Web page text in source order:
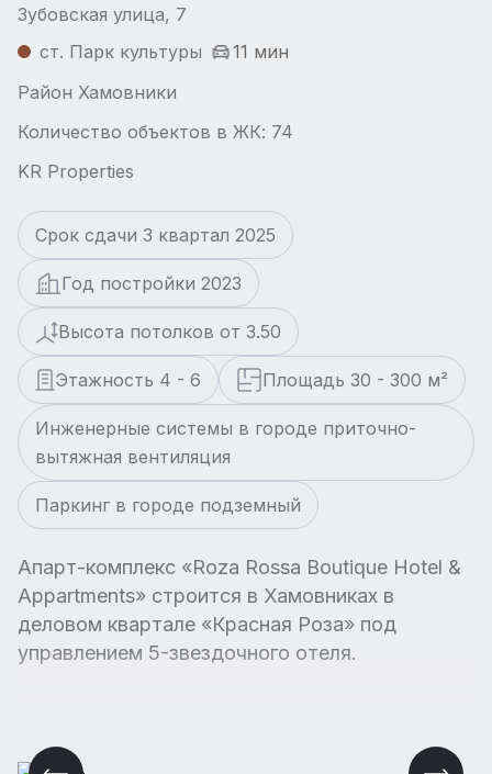
Зубовская улица, 7
ст. Парк культуры
11 мин
Район Хамовники
Количество объектов в ЖК: 74
KR Properties
Срок сдачи 3 квартал 2025
Год постройки 2023
Высота потолков от 3.50
Этажность 4 - 6 Площадь 30 - 300 м²
Инженерные системы в городе приточно-
вытяжная вентиляция
Паркинг в городе подземный
Апарт-комплекс «Roza Rossa Boutique Hotel &
Appartments» строится в Хамовниках в
деловом квартале «Красная Роза» под
управлением 5-звездочного отеля.